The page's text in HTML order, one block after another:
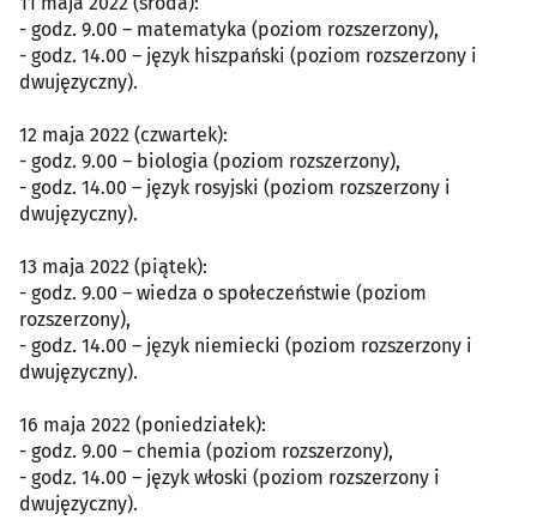
- godz. 9.00 – matematyka (poziom rozszerzony),
- godz. 14.00 – język hiszpański (poziom rozszerzony i
dwujęzyczny).
12 maja 2022 (czwartek):
- godz. 9.00 – biologia (poziom rozszerzony),
- godz. 14.00 – język rosyjski (poziom rozszerzony i
dwujęzyczny).
13 maja 2022 (piątek):
- godz. 9.00 – wiedza o społeczeństwie (poziom
rozszerzony),
- godz. 14.00 – język niemiecki (poziom rozszerzony i
dwujęzyczny).
16 maja 2022 (poniedziałek):
- godz. 9.00 – chemia (poziom rozszerzony),
- godz. 14.00 – język włoski (poziom rozszerzony i
dwujęzyczny).